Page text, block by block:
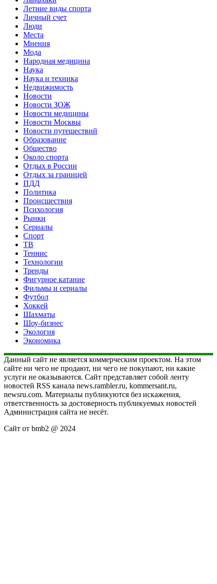
Летние виды спорта
Личный счет
Люди
Места
Мнения
Мода
Народная медицина
Наука
Наука и техника
Недвижимость
Новости
Новости ЗОЖ
Новости медицины
Новости Москвы
Новости путешествий
Образование
Общество
Около спорта
Отдых в России
Отдых за границей
ПДД
Политика
Происшествия
Психология
Рынки
Сериалы
Спорт
ТВ
Теннис
Технологии
Тренды
Фигурное катание
Фильмы и сериалы
Футбол
Хоккей
Шахматы
Шоу-бизнес
Экология
Экономика
Данный сайт не является коммерческим проектом. На этом
сайте ни чего не продают, ни чего не покупают, ни какие
услуги не оказываются. Сайт представляет собой ленту
новостей RSS канала news.rambler.ru, kommersant.ru,
newsru.com. Материалы публикуются без искажения,
ответственность за достоверность публикуемых новостей
Администрация сайта не несёт.
Сайт от bmb2 @ 2024